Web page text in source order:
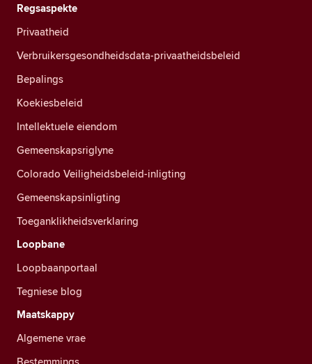
Regsaspekte
Privaatheid
Verbruikersgesondheidsdata-privaatheidsbeleid
Bepalings
Koekiesbeleid
Intellektuele eiendom
Gemeenskapsriglyne
Colorado Veiligheidsbeleid-inligting
Gemeenskapsinligting
Toeganklikheidsverklaring
Loopbane
Loopbaanportaal
Tegniese blog
Maatskappy
Algemene vrae